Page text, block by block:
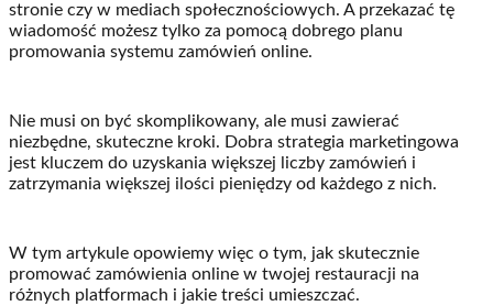
stronie czy w mediach społecznościowych. A przekazać tę
wiadomość możesz tylko za pomocą dobrego planu
promowania systemu zamówień online.
Nie musi on być skomplikowany, ale musi zawierać
niezbędne, skuteczne kroki. Dobra strategia marketingowa
jest kluczem do uzyskania większej liczby zamówień i
zatrzymania większej ilości pieniędzy od każdego z nich.
W tym artykule opowiemy więc o tym, jak skutecznie
promować zamówienia online w twojej restauracji na
różnych platformach i jakie treści umieszczać.